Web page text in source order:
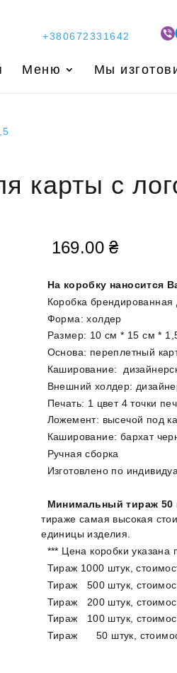
+380672331642
Меню Мы
карты с
169.00₴
На коробку наносится
Коробка
Форма: холдер
Размер: 10 см * 15 см *
Основа: переплетный
Каширование:
Внешний холдер:
Печать: 1 цвет 4 точки
Ложемент: высечой под
Каширование: бархат
Ручная сборка
Изготовлено по
Минимальный тираж 50
тираже самая высокая
единицы изделия.
*** Цена коробки указана
Тираж 1000 штук,
Тираж 500 штук,
Тираж 200 штук,
Тираж 100 штук,
Тираж 50 штук,